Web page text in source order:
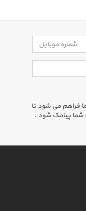
فراهم می شود تا
شما پیامک شود .